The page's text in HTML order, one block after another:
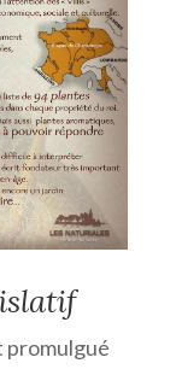
promulgué